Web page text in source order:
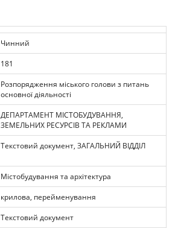
Прозорість влади
Документи
Чинний
181
Розпорядження міського голови з питань
основної діяльності
ДЕПАРТАМЕНТ МІСТОБУДУВАННЯ,
ЗЕМЕЛЬНИХ РЕСУРСІВ ТА РЕКЛАМИ
Текстовий документ, ЗАГАЛЬНИЙ ВІДДІЛ
Містобудування та архітектура
крилова, перейменування
Текстовий документ